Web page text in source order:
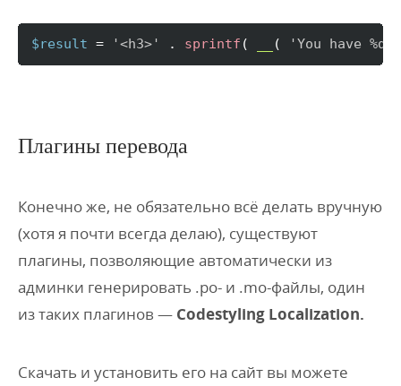
$result = '<h3>' . sprintf ( ( 'You have %d
Плагины перевода
Конечно же, не обязательно всё делать вручную
(хотя я почти всегда делаю), существуют
плагины, позволяющие автоматически из
админки генерировать .po- и .mo-файлы, один
из таких плагинов — Codestyling Localization.
Скачать и установить его на сайт вы можете